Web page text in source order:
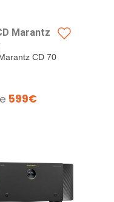
Marantz
CD 70
599€